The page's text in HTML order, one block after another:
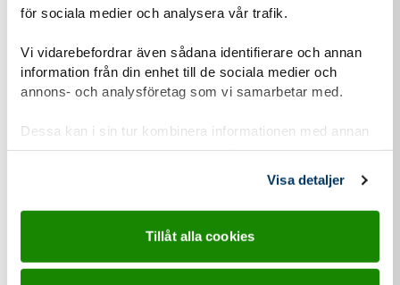
för sociala medier och analysera vår trafik.
Vi vidarebefordrar även sådana identifierare och annan
information från din enhet till de sociala medier och
annons- och analysföretag som vi samarbetar med.
Dessa kan i sin tur kombinera informationen med annan
information som du har tillhandahållit eller som de har
Visa detaljer
Tillåt alla cookies
Till Stockholms regionala kansli
Södra kansliet
Södra kansliet ligger i Malmö och ansvarar för
Nordvästra Skåneoch Snapphane
GötalandochNorra Småland.